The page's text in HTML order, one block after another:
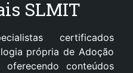
SLMIT
certificados
própria de Adoção
oferecendo conteúdos